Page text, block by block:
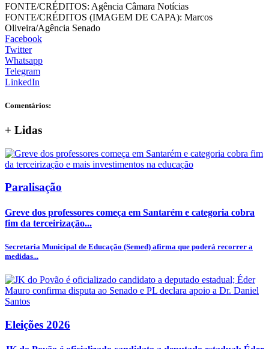
FONTE/CRÉDITOS: Agência Câmara Notícias
FONTE/CRÉDITOS (IMAGEM DE CAPA): Marcos
Oliveira/Agência Senado
Facebook
Twitter
Whatsapp
Telegram
LinkedIn
Comentários:
+ Lidas
Paralisação
Greve dos professores começa em Santarém e categoria cobra
fim da terceirização...
Secretaria Municipal de Educação (Semed) afirma que poderá recorrer a
medidas...
Eleições 2026